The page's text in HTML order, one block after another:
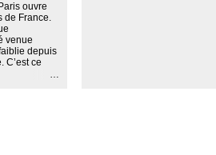
ouvre
de France.
venue
depuis
C’est ce